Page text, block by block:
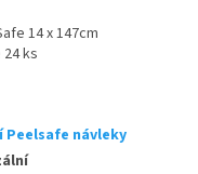
14 x 147cm
ks
návleky